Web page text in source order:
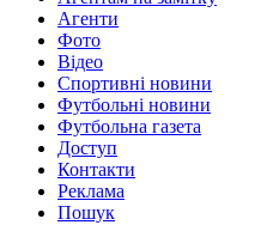
Агенти
Фото
Відео
Спортивні новини
Футбольні новини
Футбольна газета
Доступ
Контакти
Реклама
Пошук